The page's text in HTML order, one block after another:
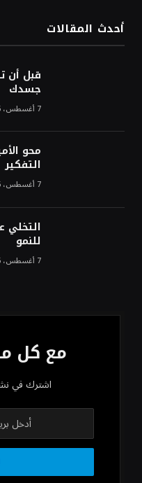
ترقب تطورات الوساطة
أحدث المقالات
قبل أن
جسدك
7 أغسطس، 2026
محو
التفكير
7 أغسطس، 2026
للنمو
7 أغسطس، 2026
مع كل
اشترك في